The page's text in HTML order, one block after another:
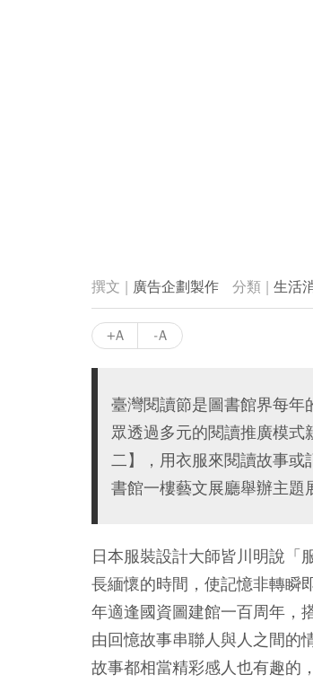
廣告企劃製作 生活
+A -A
臺灣閱讀節是圖書館界每年
眾透過多元的閱讀推廣模式
二】，用衣服來閱讀故事
書館一樓藝文展廳舉辦主題
日本服裝設計大師皆川明說「
長緬懷的時間，使記憶非轉瞬
年適逢國資圖建館一百周年，
由回憶故事串聯人與人之間的
故事都相當精彩感人也有趣的